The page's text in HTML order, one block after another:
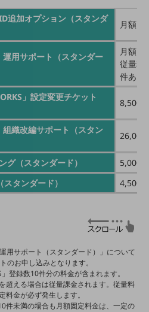
ステナビリティ
追加オプション（スタンダ
月額
運用サポート（スタンダー
月額固
従量料
件あた
」設定変更チケット
8,500
組織改編サポート（スタン
26,000
グ（スタンダード）
5,000
スタンダード）
4,500
用サポート（スタンダード）」について
のお申し込みとなります。
登録数10件分の料金が含まれます。
超える場合は従量課金されます。従量料
金が必ず発生します。
件未満の場合も月額固定料金は、一定の